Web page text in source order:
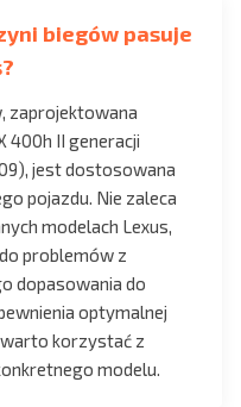
biegów pasuje
zaprojektowana
400h II generacji
jest dostosowana
pojazdu. Nie zaleca
modelach Lexus,
problemów z
dopasowania do
optymalnej
korzystać z
modelu.